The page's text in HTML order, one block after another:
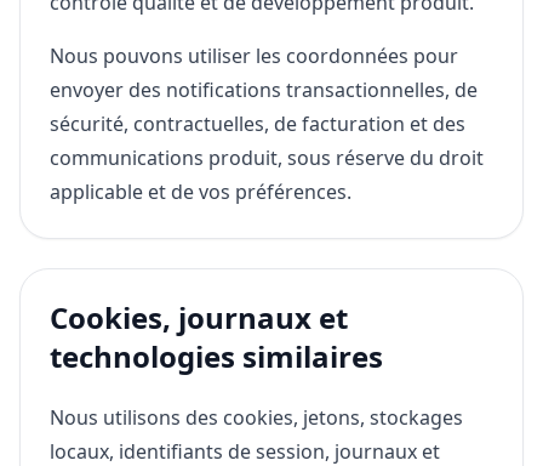
Nous pouvons utiliser les coordonnées pour
envoyer des notifications transactionnelles, de
sécurité, contractuelles, de facturation et des
communications produit, sous réserve du droit
applicable et de vos préférences.
Cookies, journaux et
technologies similaires
Nous utilisons des cookies, jetons, stockages
locaux, identifiants de session, journaux et